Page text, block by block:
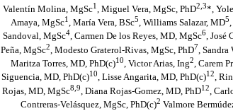
Valentín Molina, MgSc1 , Miguel Vera, MgSc, PhD2,3*,
Amaya, MgSc1, María Vera, BSc5, Williams Salazar, MD5
Sandoval, MgSc4, Carmen De los Reyes, MD, MgSc6, José
Peña, MgSc2 , Modesto Graterol-Rivas, MgSc, PhD7 ,
Maritza Torres, MD, PhD(c)10, Victor Arias, Ing2, Carem
Siguencia, MD, PhD(c)10, Lisse Angarita, MD, PhD(c)12,
Rojas, MD, MgSc8,9 , Diana Rojas-Gomez, MD, PhD12 ,
Contreras-Velásquez, MgSc, PhD(c)2 Valmore